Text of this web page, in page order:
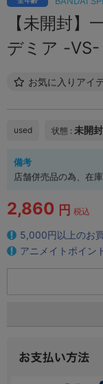
【未開封】
デミア -VS-
お気に入りアイ
used 状態 : 未開封
備考
店舗併売品の為、在
2,860 円 税込
5,000円以上のお
アニメイトポイン